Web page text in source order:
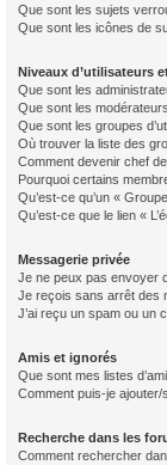
Que sont les sujets
Que sont les icônes de
Niveaux d’utilisateurs
Que sont les
Que sont les
Que sont les groupes
Où trouver la liste des
Comment devenir chef
Pourquoi certains
Qu’est-ce qu’un «
Qu’est-ce que le lien «
Messagerie privée
Je ne peux pas envoyer
Je reçois sans arrêt des
J’ai reçu un spam ou un
Amis et ignorés
Que sont mes listes
Comment puis-je ajouter/
Recherche dans les
Comment rechercher